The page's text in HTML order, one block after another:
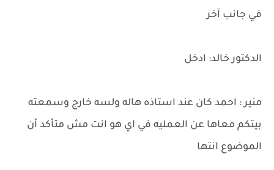
في جانب آخر
الدكتور خالد: ادخل
منير : احمد كان عند استاذه هاله ولسه خارج وسمعته
بيتكم معاها عن العمليه في اي هو انت مش متأكد أن
الموضوع انتها